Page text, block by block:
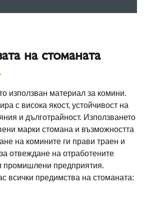
на стоманата
използван материал за комини.
с висока якост, устойчивост на
и дълготрайност. Използването
марки стомана и възможността
на комините ги прави траен и
отвеждане на отработените
промишлени предприятия.
всички предимства на стоманата: